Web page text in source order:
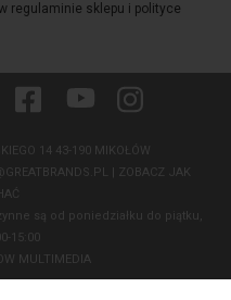
regulaminie sklepu i polityce
FacebookYouTube
14 43-190 MIKOŁÓW
| ZOBACZ JAK
są od poniedziałku do piątku,
15:00
MULTIMEDIA